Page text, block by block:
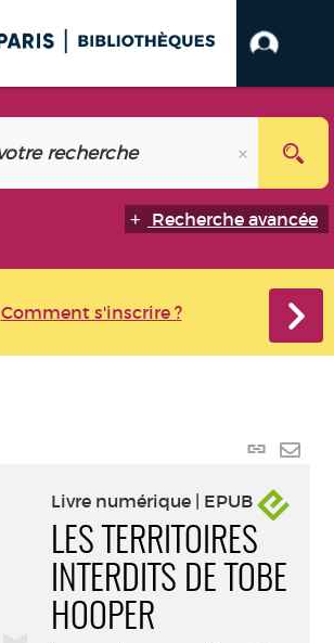
Recherche avancée
Comment s'inscrire ?
Lien
Livre numérique | EPUB
LES TERRITOIRES
INTERDITS DE TOBE
HOOPER